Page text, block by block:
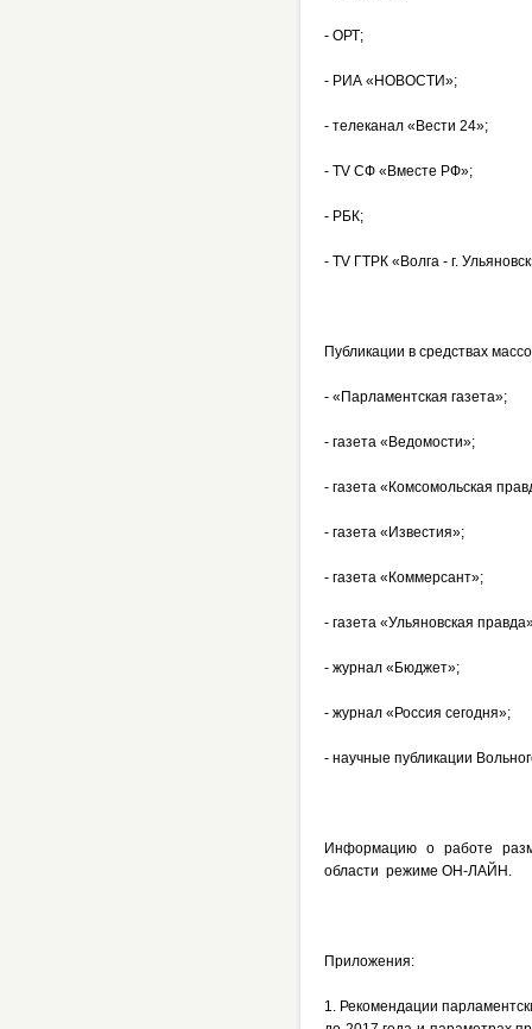
- ОРТ;
- РИА «НОВОСТИ»;
- телеканал «Вести 24»;
- TV СФ «Вместе РФ»;
- РБК;
- TV ГТРК «Волга - г.
Публикации в средствах
- «Парламентская газета»;
- газета «Ведомости»;
- газета «Комсомольская
- газета «Известия»;
- газета «Коммерсант»;
- газета «Ульяновская
- журнал «Бюджет»;
- журнал «Россия сегодня»;
- научные публикации
Информацию о работе
области режиме ОН-ЛАЙН.
Приложения:
1. Рекомендации